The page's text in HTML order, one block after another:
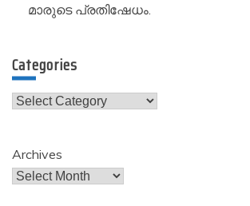
മാരുടെ പ്രതിഷേധം.
Categories
Categories
Archives